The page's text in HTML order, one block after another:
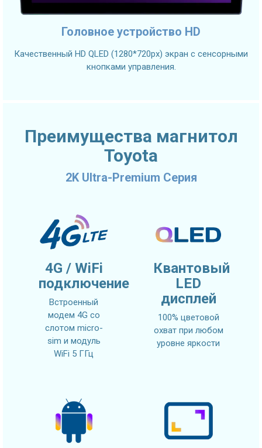
Головное устройство HD
Качественный HD QLED (1280*720px) экран с сенсорными
кнопками управления.
Преимущества магнитол
Toyota
2K Ultra-Premium Серия
4G / WiFi
подключение
Встроенный
модем 4G со
слотом micro-
sim и модуль
WiFi 5 ГГц
Квантовый
LED
дисплей
100% цветовой
охват при любом
уровне яркости